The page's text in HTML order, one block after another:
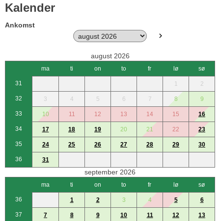
Kalender
Ankomst
august 2026
ma ti on to fr lø sø
31 1 2
32 3 4 5 6 7 8 9
33 10 11 12 13 14 15 16
34 17 18 19 20 21 22 23
35 24 25 26 27 28 29 30
36 31
september 2026
ma ti on to fr lø sø
36 1 2 3 4 5 6
37 7 8 9 10 11 12 13